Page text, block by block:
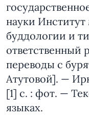
науки
буддологии и
ответственный
переводы с
Атутовой]. —
[1] с. : фот. —
языках.